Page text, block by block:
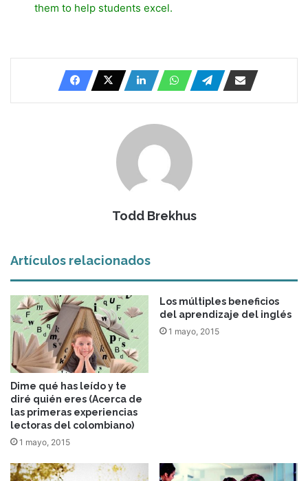
them to help students excel.
Todd Brekhus
Artículos relacionados
Dime qué has leído y te
diré quién eres (Acerca de
las primeras experiencias
lectoras del colombiano)
1 mayo, 2015
Los múltiples beneficios
del aprendizaje del inglés
1 mayo, 2015